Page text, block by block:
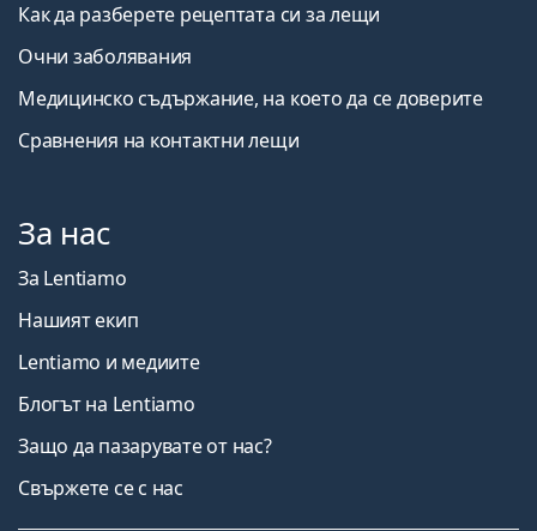
Как да разберете рецептата си за лещи
Очни заболявания
Медицинско съдържание, на което да се доверите
Сравнения на контактни лещи
За нас
За Lentiamo
Нашият екип
Lentiamo и медиите
Блогът на Lentiamo
Защо да пазарувате от нас?
Свържете се с нас